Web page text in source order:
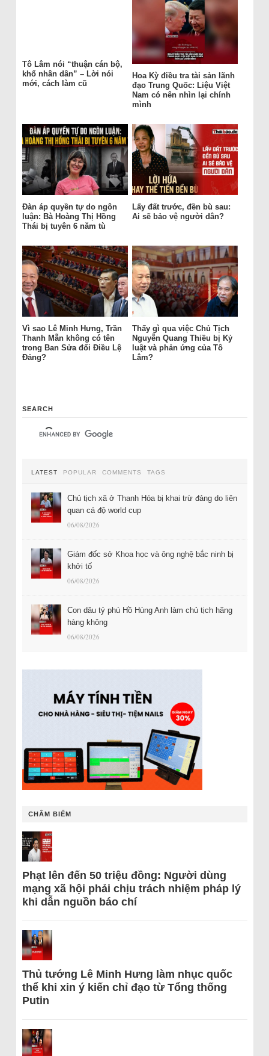
Tô Lâm nói “thuận cán bộ,
khổ nhân dân” – Lời nói
mới, cách làm cũ
Hoa Kỳ điều tra tài sản lãnh
đạo Trung Quốc: Liệu Việt
Nam có nên nhìn lại chính
mình
Đàn áp quyền tự do ngôn
luận: Bà Hoàng Thị Hồng
Thái bị tuyên 6 năm tù
Lấy đất trước, đền bù sau:
Ai sẽ bảo vệ người dân?
Vì sao Lê Minh Hưng, Trần
Thanh Mẫn không có tên
trong Ban Sửa đổi Điều Lệ
Đảng?
Thấy gì qua việc Chủ Tịch
Nguyễn Quang Thiều bị Kỷ
luật và phản ứng của Tô
Lâm?
SEARCH
LATEST POPULAR COMMENTS TAGS
Chủ tịch xã ở Thanh Hóa bị khai trừ đảng do liên
quan cá độ world cup
06/08/2026
Giám đốc sở Khoa học và ông nghệ bắc ninh bị
khởi tố
06/08/2026
Con dâu tỷ phú Hồ Hùng Anh làm chủ tịch hãng
hàng không
06/08/2026
CHÂM BIẾM
Phạt lên đến 50 triệu đồng: Người dùng
mạng xã hội phải chịu trách nhiệm pháp lý
khi dẫn nguồn báo chí
Thủ tướng Lê Minh Hưng làm nhục quốc
thể khi xin ý kiến chỉ đạo từ Tổng thống
Putin